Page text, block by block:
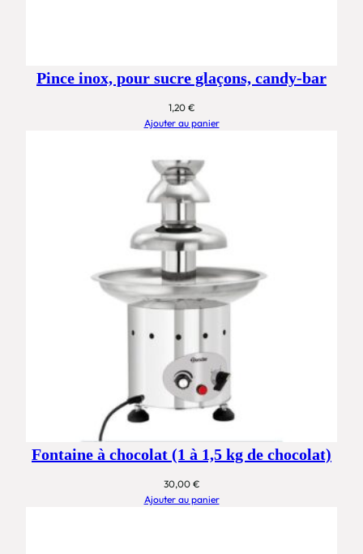
Pince inox, pour sucre glaçons, candy-bar
1,20 €
Ajouter au panier
Fontaine à chocolat (1 à 1,5 kg de chocolat)
30,00 €
Ajouter au panier